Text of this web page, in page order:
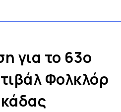
για το 63ο
Φολκλόρ